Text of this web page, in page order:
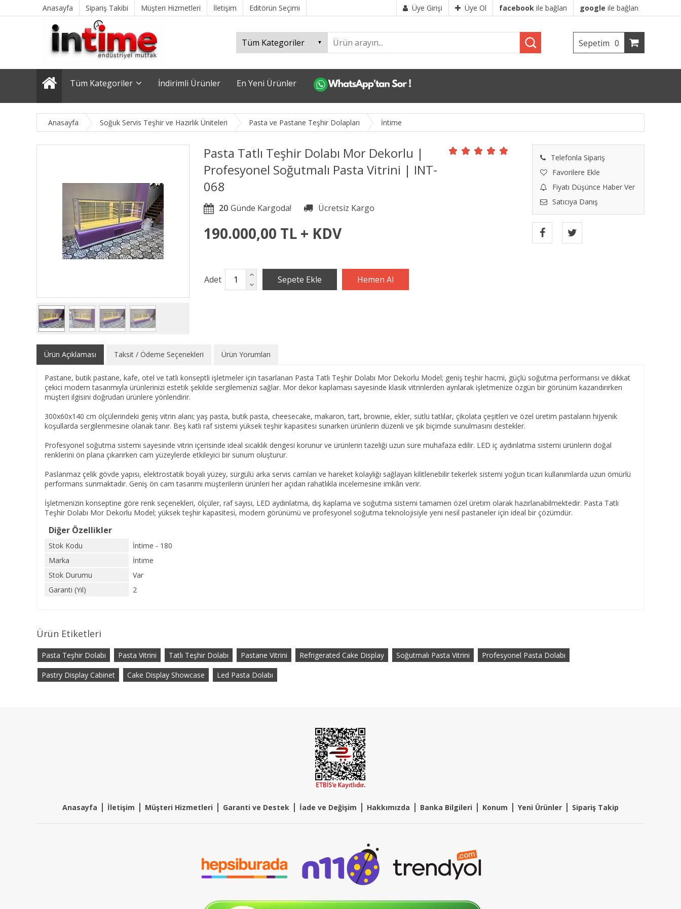
Anasayfa Sipariş Takibi Müşteri Hizmetleri İletişim Editörün Seçimi Üye Girişi Üye Ol facebook ile bağlan google ile bağlan
Sepetim 0
Tüm Kategoriler İndirimli Ürünler En Yeni Ürünler
Anasayfa Soğuk Servis Teşhir ve Hazırlık Üniteleri Pasta ve Pastane Teşhir Dolapları İntime
Pasta Tatlı Teşhir Dolabı Mor Dekorlu |
Profesyonel Soğutmalı Pasta Vitrini | INT-
068
Telefonla Sipariş
Favorilere Ekle
Fiyatı Düşünce Haber Ver
Satıcıya Danış
20
190.000,00 TL + KDV
Adet
Ürün Açıklaması Taksit / Ödeme Seçenekleri Ürün Yorumları
Pastane, butik pastane, kafe, otel ve tatlı konseptli işletmeler için tasarlanan Pasta Tatlı Teşhir Dolabı Mor Dekorlu Model; geniş teşhir hacmi, güçlü soğutma performansı ve dikkat
çekici modern tasarımıyla ürünlerinizi estetik şekilde sergilemenizi sağlar. Mor dekor kaplaması sayesinde klasik vitrinlerden ayrılarak işletmenize özgün bir görünüm kazandırırken
müşteri ilgisini doğrudan ürünlere yönlendirir.
300x60x140 cm ölçülerindeki geniş vitrin alanı; yaş pasta, butik pasta, cheesecake, makaron, tart, brownie, ekler, sütlü tatlılar, çikolata çeşitleri ve özel üretim pastaların hijyenik
koşullarda sergilenmesine olanak tanır. Beş katlı raf sistemi yüksek teşhir kapasitesi sunarken ürünlerin düzenli ve şık biçimde sunulmasını destekler.
Profesyonel soğutma sistemi sayesinde vitrin içerisinde ideal sıcaklık dengesi korunur ve ürünlerin tazeliği uzun süre muhafaza edilir. LED iç aydınlatma sistemi ürünlerin doğal
renklerini ön plana çıkarırken cam yüzeylerde etkileyici bir sunum oluşturur.
Paslanmaz çelik gövde yapısı, elektrostatik boyalı yüzey, sürgülü arka servis camları ve hareket kolaylığı sağlayan kilitlenebilir tekerlek sistemi yoğun ticari kullanımlarda uzun ömürlü
performans sunmaktadır. Geniş ön cam tasarımı müşterilerin ürünleri her açıdan rahatlıkla incelemesine imkân verir.
İşletmenizin konseptine göre renk seçenekleri, ölçüler, raf sayısı, LED aydınlatma, dış kaplama ve soğutma sistemi tamamen özel üretim olarak hazırlanabilmektedir. Pasta Tatlı
Teşhir Dolabı Mor Dekorlu Model; yüksek teşhir kapasitesi, modern görünümü ve profesyonel soğutma teknolojisiyle yeni nesil pastaneler için ideal bir çözümdür.
Diğer Özellikler
Stok Kodu
İntime - 180
Marka
İntime
Stok Durumu
Var
Garanti (Yıl)
2
Ürün Etiketleri
Pasta Teşhir Dolabı Pasta Vitrini Tatlı Teşhir Dolabı Pastane Vitrini Refrigerated Cake Display Soğutmalı Pasta Vitrini Profesyonel Pasta Dolabı
Pastry Display Cabinet Cake Display Showcase Led Pasta Dolabı
Anasayfa | İletişim | Müşteri Hizmetleri | Garanti ve Destek | İade ve Değişim | Hakkımızda | Banka Bilgileri | Konum | Yeni Ürünler | Sipariş Takip